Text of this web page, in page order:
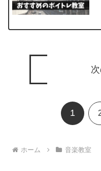
1
ホーム 音楽教室